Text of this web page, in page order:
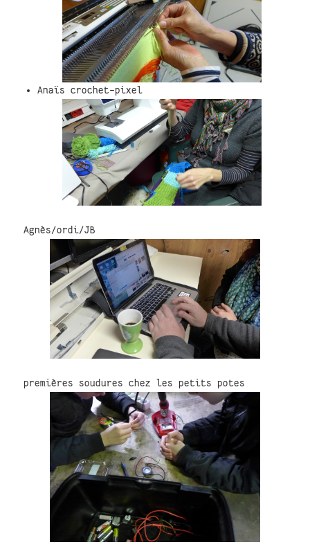
Anaïs crochet-pixel
Agnès/ordi/JB
premières soudures chez les petits potes